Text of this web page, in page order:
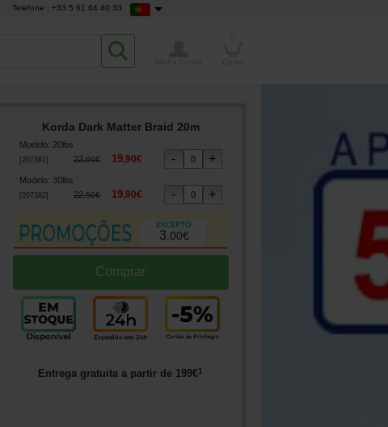
Telefone : +33 5 61 64 40 33
Korda Dark Matter Braid 20m
Modelo: 20lbs
207381 ] 22,90€ 19,90€
Modelo: 30lbs
207382] 22,90€ 19,90€
3,00€
Entrega gratuita a partir de 199€1